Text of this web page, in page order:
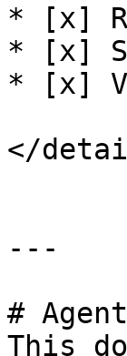
* [x]
* [x]
* [x]
</
---
#
This